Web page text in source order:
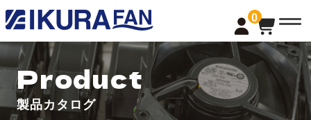
0
t
o
g
l
e
a
v
i
Product
製品カタログ